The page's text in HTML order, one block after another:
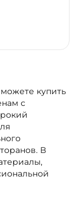
купить
с
В